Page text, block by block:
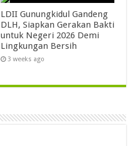
LDII Gunungkidul Gandeng
DLH, Siapkan Gerakan Bakti
untuk Negeri 2026 Demi
Lingkungan Bersih
3 weeks ago